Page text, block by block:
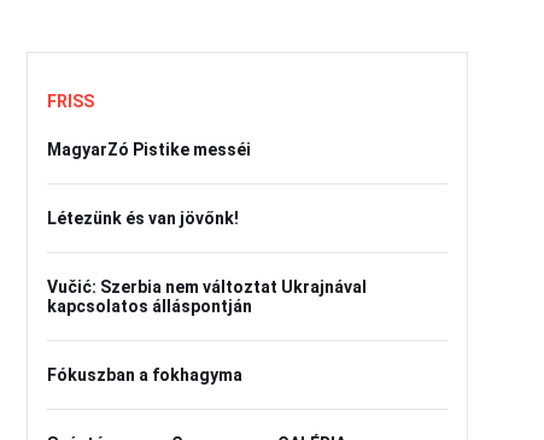
FRISS
MagyarZó Pistike messéi
Létezünk és van jövőnk!
Vučić: Szerbia nem változtat Ukrajnával
kapcsolatos álláspontján
Fókuszban a fokhagyma